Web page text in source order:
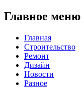
Главное меню
Главная
Строительство
Ремонт
Дизайн
Новости
Разное